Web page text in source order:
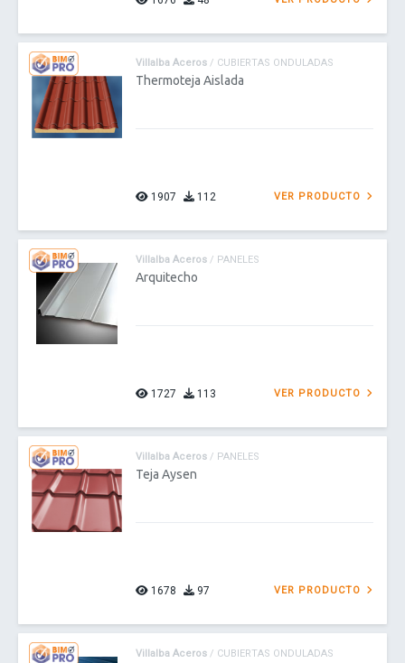
Villalba Aceros / CUBIERTAS ONDULADAS
Thermoteja Aislada
1907 112 VER PRODUCTO
Villalba Aceros / PANELES
Arquitecho
1727 113 VER PRODUCTO
Villalba Aceros / PANELES
Teja Aysen
1678 97 VER PRODUCTO
Villalba Aceros / CUBIERTAS ONDULADAS